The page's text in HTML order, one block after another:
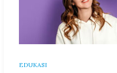
EDUKASI